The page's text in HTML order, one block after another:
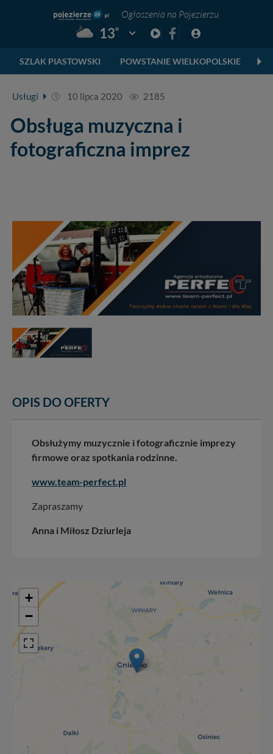
Ogłoszenia na Pojezierzu
13° Pogoda: Gniezno
SZLAK PIASTOWSKI POWSTANIE WIELKOPOLSKIE
Usługi 10 lipca 2020 2185
Obsługa muzyczna i
fotograficzna imprez
OPIS DO OFERTY
Obsłużymy muzycznie i fotograficznie imprezy
firmowe oraz spotkania rodzinne.
www.team-perfect.pl
Zapraszamy
Anna i Miłosz Dziurleja
+
−